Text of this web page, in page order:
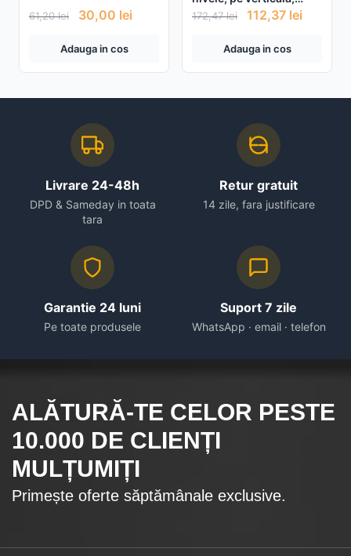
61,20lei 30,00 lei
Adauga in cos
pentru spatii inguste
172,47lei 112,37 lei
Adauga in cos
Livrare 24-48h
DPD & Sameday in toata
tara
Retur gratuit
14 zile, fara justificare
Garantie 24 luni
Pe toate produsele
Suport 7 zile
WhatsApp · email · telefon
ALĂTURĂ-TE CELOR PESTE
10.000 DE CLIENȚI
MULȚUMIȚI
Primește oferte săptămânale exclusive.